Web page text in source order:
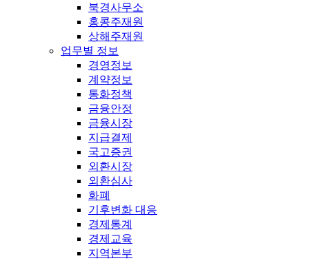
북경사무소
홍콩주재원
상해주재원
업무별 정보
경영정보
계약정보
통화정책
금융안정
금융시장
지급결제
국고증권
외환시장
외환심사
화폐
기후변화 대응
경제통계
경제교육
지역본부